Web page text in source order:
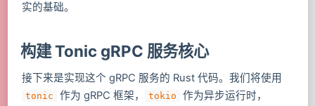
实的基础。
构建 Tonic gRPC 服务核心
接下来是实现这个 gRPC 服务的 Rust 代码。我们将使用
tonic 作为 gRPC 框架， tokio 作为异步运行时，